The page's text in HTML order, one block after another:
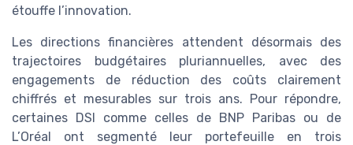
étouffe l’innovation.
Les directions financières attendent désormais des
trajectoires budgétaires pluriannuelles, avec des
engagements de réduction des coûts clairement
chiffrés et mesurables sur trois ans. Pour répondre,
certaines DSI comme celles de BNP Paribas ou de
L’Oréal ont segmenté leur portefeuille en trois